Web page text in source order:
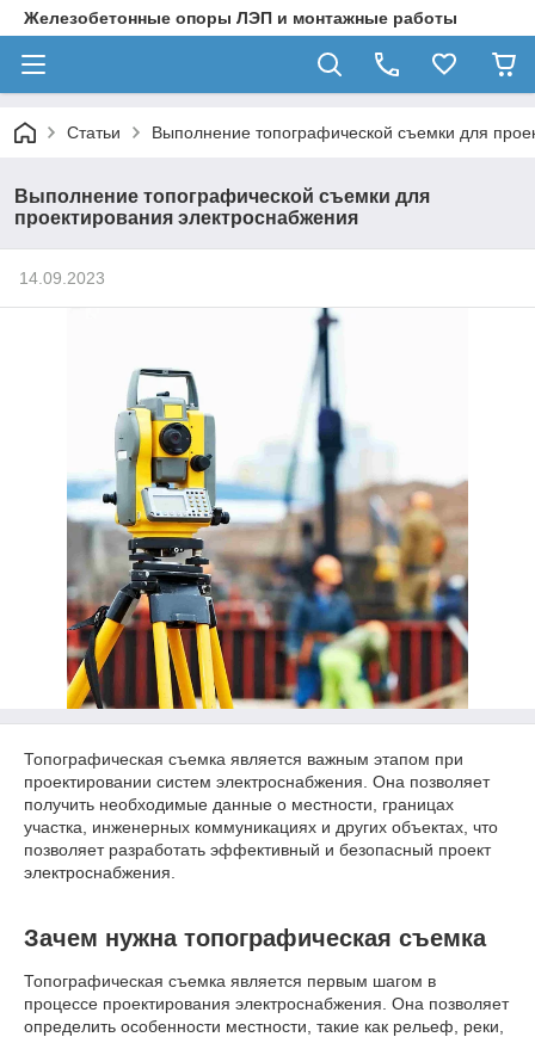
Железобетонные опоры ЛЭП и монтажные работы
Статьи Выполнение топографической съемки для
Выполнение топографической съемки для
проектирования электроснабжения
14.09.2023
Топографическая съемка является важным этапом при
проектировании систем электроснабжения. Она позволяет
получить необходимые данные о местности, границах
участка, инженерных коммуникациях и других объектах, что
позволяет разработать эффективный и безопасный проект
электроснабжения.
Зачем нужна топографическая съемка
Топографическая съемка является первым шагом в
процессе проектирования электроснабжения. Она позволяет
определить особенности местности, такие как рельеф, реки,